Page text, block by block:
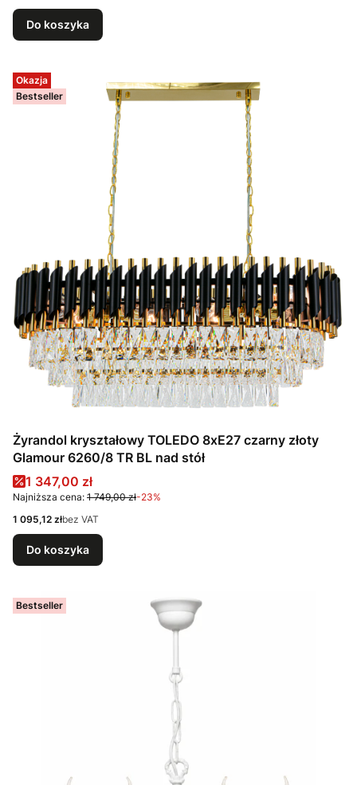
Do koszyka
Okazja
Bestseller
Żyrandol kryształowy TOLEDO 8xE27 czarny złoty
Glamour 6260/8 TR BL nad stół
Cena promocyjna
1 347,00 zł
Najniższa cena: 1 749,00 zł-23%
Cena
1 095,12 złbez VAT
Do koszyka
Bestseller